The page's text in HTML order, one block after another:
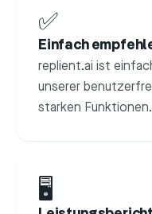
✅
Einfach
replient.ai ist
unserer
starken Funktionen.
🖥️